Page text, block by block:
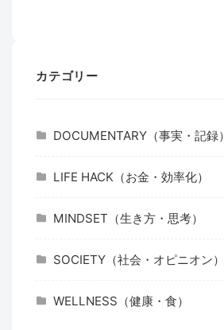
カテゴリー
DOCUMENTARY（事実・記録）
LIFE HACK（お金・効率化）
MINDSET（生き方・思考）
SOCIETY（社会・オピニオン）
WELLNESS（健康・食）